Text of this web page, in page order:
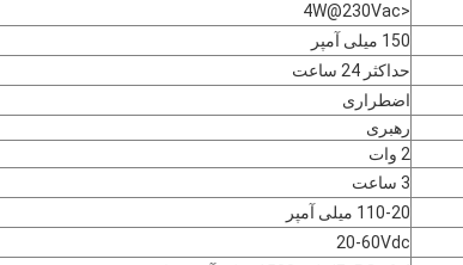
<4W@230Vac
150 میلی آمپر
حداکثر 24 ساعت
اضطراری
رهبری
2 وات
3 ساعت
110-20 میلی آمپر
20-60Vdc